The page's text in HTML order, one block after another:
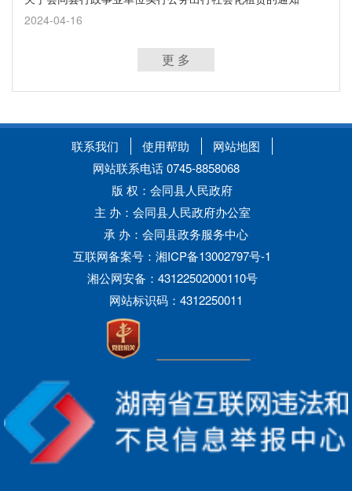
2024-04-16
更 多
联系我们 使用帮助
网站地图
网站联系电话 0745-8858068
版 权：会同县人民政府
主 办：会同县人民政府办公室
承 办：会同县政务服务中心
互联网备案号：湘ICP备13002797号-1
湘公网安备：43122502000110号
网站标识码：4312250011